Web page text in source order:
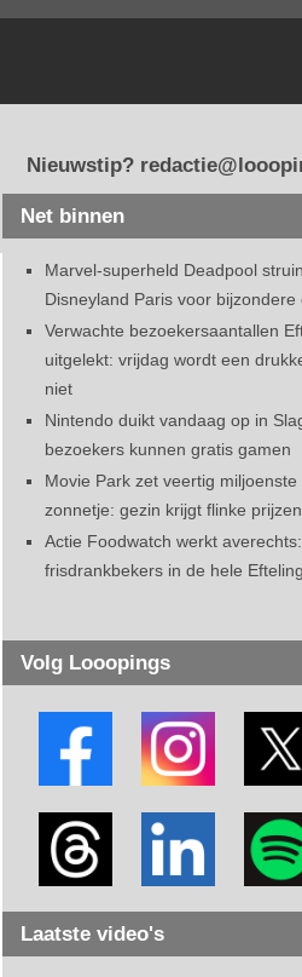
Nieuwstip?
Net binnen
Marvel-superheld Deadpool
Disneyland Paris voor bijzondere
Verwachte bezoekersaantallen
uitgelekt: vrijdag wordt een
niet
Nintendo duikt vandaag op in
bezoekers kunnen gratis gamen
Movie Park zet veertig
zonnetje: gezin krijgt flinke
Actie Foodwatch werkt
frisdrankbekers in de hele
Volg Looopings
Laatste video's